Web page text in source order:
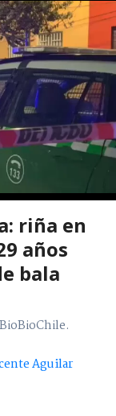
riña en
años
bala
Aguilar